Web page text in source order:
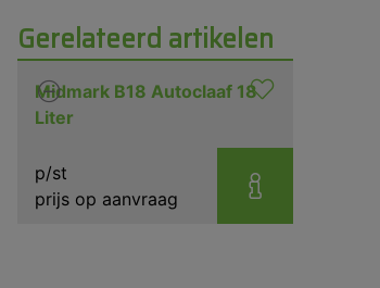
Gerelateerd artikelen
Midmark B18 Autoclaaf 18
Liter
p/st
prijs op aanvraag